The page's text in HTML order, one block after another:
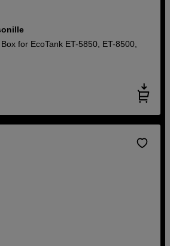
for EcoTank ET-5850, ET-8500,